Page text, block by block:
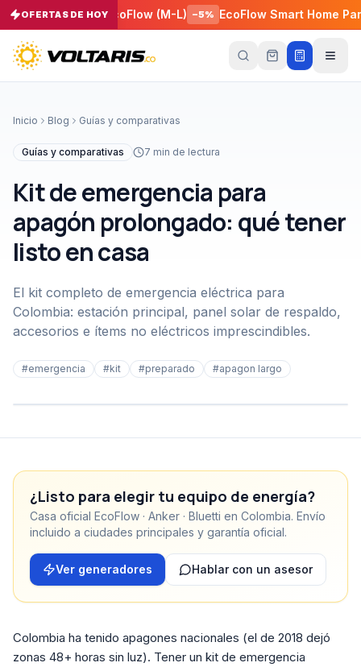
OFERTAS DE HOY
Solar EcoFlow (M-L) −5 % EcoFlow Smart Home Panel 3 −5
Inicio Blog Guías y comparativas
Guías y comparativas 7 min de lectura
Kit de emergencia para
apagón prolongado: qué tener
listo en casa
El kit completo de emergencia eléctrica para
Colombia: estación principal, panel solar de respaldo,
accesorios e ítems no eléctricos imprescindibles.
#emergencia #kit #preparado #apagon largo
¿Listo para elegir tu equipo de energía?
Casa oficial EcoFlow · Anker · Bluetti en Colombia. Envío
incluido a ciudades principales y garantía oficial.
Ver generadores Hablar con un asesor
Colombia ha tenido apagones nacionales (el de 2018 dejó
zonas 48+ horas sin luz). Tener un kit de emergencia
Tu
Vacío
carrito
está
Agrega
con el
botón
al
y
juntos.
productos